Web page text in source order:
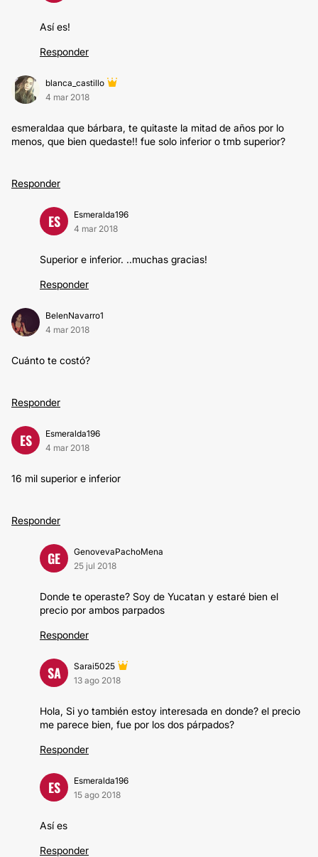
Así es!
Responder
blanca_castillo
4 mar 2018
esmeraldaa que bárbara, te quitaste la mitad de años por lo
menos, que bien quedaste!! fue solo inferior o tmb superior?
Responder
ES
Esmeralda196
4 mar 2018
Superior e inferior. ..muchas gracias!
Responder
BelenNavarro1
4 mar 2018
Cuánto te costó?
Responder
ES
Esmeralda196
4 mar 2018
16 mil superior e inferior
Responder
GE
GenovevaPachoMena
25 jul 2018
Donde te operaste? Soy de Yucatan y estaré bien el
precio por ambos parpados
Responder
SA
Sarai5025
13 ago 2018
Hola, Si yo también estoy interesada en donde? el precio
me parece bien, fue por los dos párpados?
Responder
ES
Esmeralda196
15 ago 2018
Así es
Responder